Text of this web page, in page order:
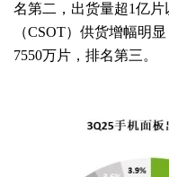
名第二，出货量超1亿
（CSOT）供货增幅明
7550万片，排名第三。